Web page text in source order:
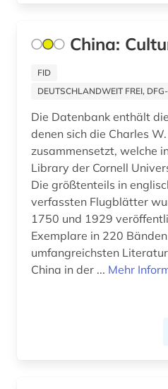
briefsammlung (2)
briefwechsel (2)
brockhaus (1)
brünn (1)
buch (3)
buchdruck (2)
buchdrucker (2)
China:
FID
DEUTSCHLANDWEIT FREI,
Die Datenbank enthält
denen sich die Charles
zusammensetzt, welche
Library der Cornell
Die größtenteils in
verfassten Flugblätter
1750 und 1929
Exemplare in 220
umfangreichsten
China in der ... Mehr